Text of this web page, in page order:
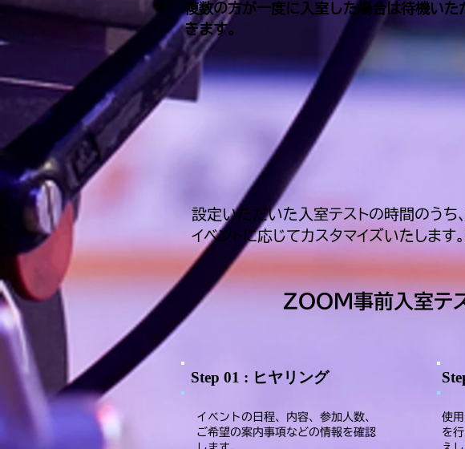
複数の方が一度に入室した場合は待機いた
きます。
設定いただいた入室テストの時間のうち
イベントに応じてカスタマイズいたします
ZOOM事前入室テ
Step 01 : ヒヤリング
イベントの日程、内容、参加人数、
ご希望の案内事項などの情報を確認
使用
を